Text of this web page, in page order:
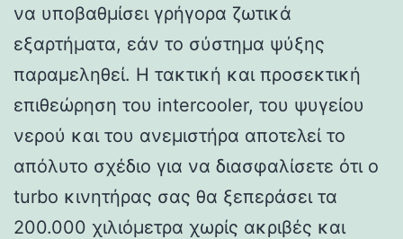
να υποβαθμίσει γρήγορα ζωτικά
εξαρτήματα, εάν το σύστημα ψύξης
παραμεληθεί. Η τακτική και προσεκτική
επιθεώρηση του intercooler, του ψυγείου
νερού και του ανεμιστήρα αποτελεί το
απόλυτο σχέδιο για να διασφαλίσετε ότι ο
turbo κινητήρας σας θα ξεπεράσει τα
200.000 χιλιόμετρα χωρίς ακριβές και